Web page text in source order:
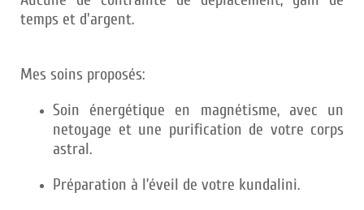
temps et d'argent.
Mes soins proposés:
Soin énergétique en magnétisme, avec un
netoyage et une purification de votre corps
astral.
Préparation à l’éveil de votre kundalini.